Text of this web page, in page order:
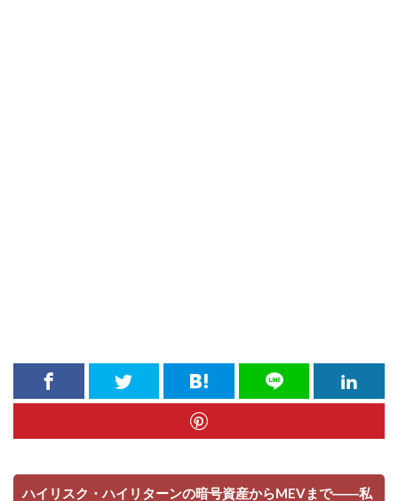
ハイリスク・ハイリターンの暗号資産からMEVまで――私